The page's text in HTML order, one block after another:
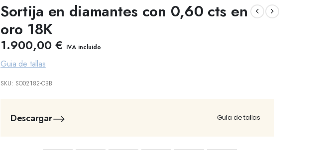
Sortija en diamantes con 0,60 cts en
oro 18K
1.900,00 € IVA incluido
Guia de tallas
SKU: SO02182-OBB
Descargar Guía de tallas